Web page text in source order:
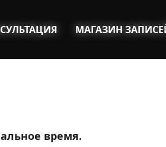
МАГАЗИН
время.